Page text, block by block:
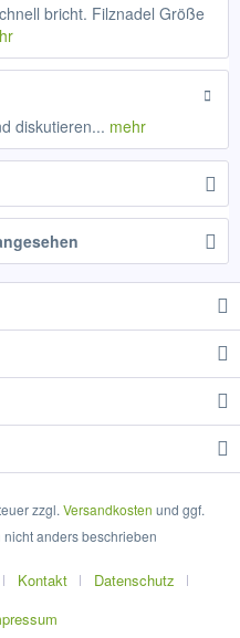
bricht. Filznadel Größe
diskutieren... mehr
zzgl. Versandkosten und ggf.
anders beschrieben
Kontakt
Datenschutz